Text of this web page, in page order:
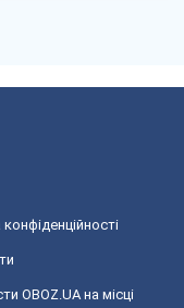
OBOZ.UA на місці